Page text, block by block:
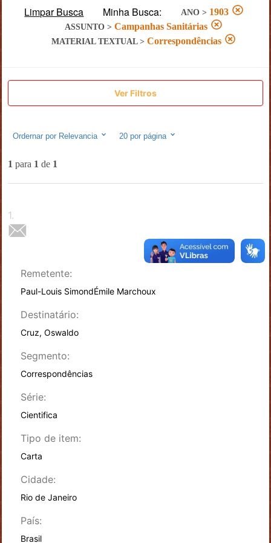
Limpar Busca Minha Busca: ANO > 1903
ASSUNTO > Campanhas Sanitárias
MATERIAL TEXTUAL> Correspondências
Ver Filtros
Ordernar por Relevancia 20por página
1 para 1 de 1
1.
Remetente:
Paul-Louis SimondÉmile Marchoux
Destinatário:
Cruz, Oswaldo
Segmento:
Correspondências
Série:
Cientifica
Tipo de item:
Carta
Cidade:
Rio de Janeiro
País:
Brasil